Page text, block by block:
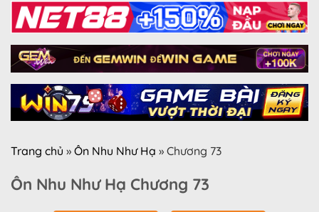
Trang chủ » Ôn Nhu Như Hạ » Chương 73
Ôn Nhu Như Hạ Chương 73